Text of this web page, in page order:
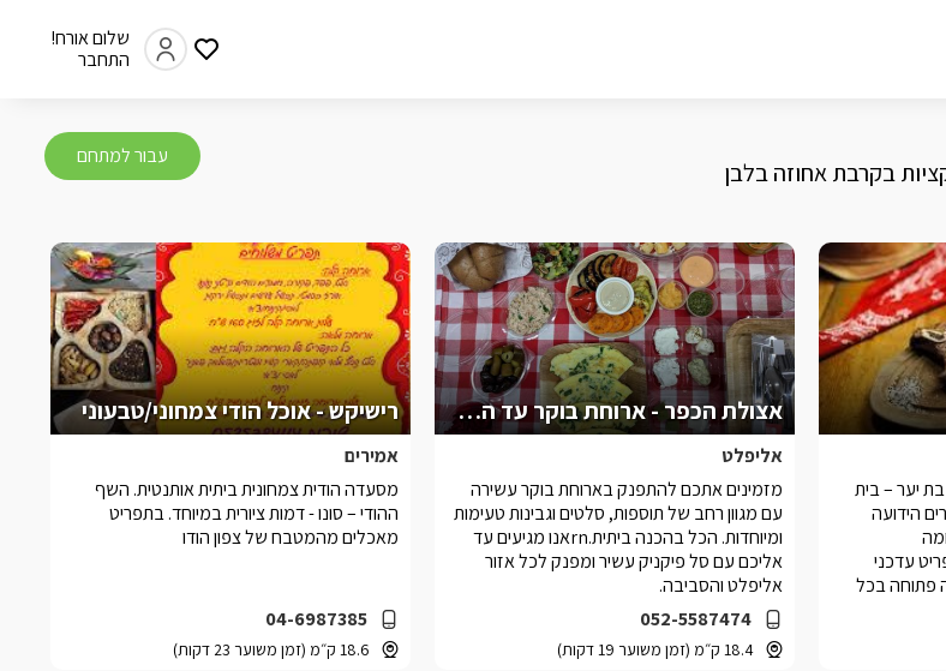
שלום אורח!
התחבר
בקרבת אחוזה בלבן
עבור למתחם
יער – בית
הידועה
עדכני
פתוחה בכל
אצולת הכפר - ארוחת בוקר עד הצימר
אליפלט
052-5587474
18.4 ק״מ (זמן משוער 19 דקות)
מזמינים אתכם להתפנק בארוחת בוקר עשירה
עם מגוון רחב של תוספות, סלטים וגבינות טעימות
ומיוחדות. הכל בהכנה ביתית.rnאנו מגיעים עד
אליכם עם סל פיקניק עשיר ומפנק לכל אזור
אליפלט והסביבה.
רישיקש - אוכל הודי צמחוני/טבעוני
אמירים
04-6987385
18.6 ק״מ (זמן משוער 23 דקות)
מסעדה הודית צמחונית ביתית אותנטית. השף
ההודי – סונו - דמות ציורית במיוחד. בתפריט
מאכלים מהמטבח של צפון הודו